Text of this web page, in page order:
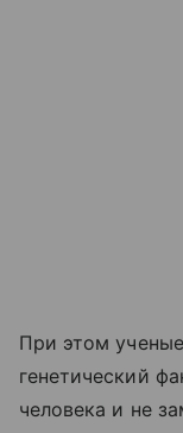
При этом
генетический
человека и не